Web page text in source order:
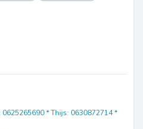
* Thijs: 0630872714 *